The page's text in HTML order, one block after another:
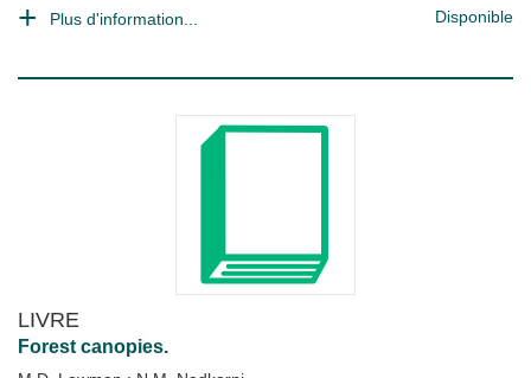
Plus d'information... Disponible
LIVRE
Forest canopies.